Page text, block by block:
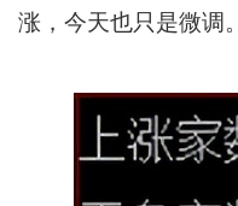
涨，今天也只是微调。